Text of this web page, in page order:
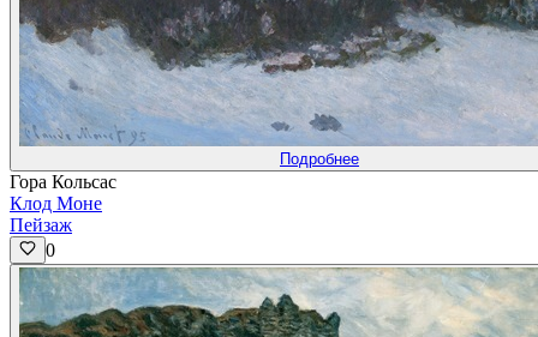
Подробнее
Гора Кольсас
Клод Моне
Пейзаж
0